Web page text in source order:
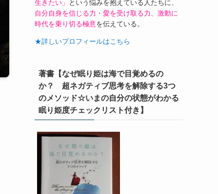
生きたい」
という悩みを抱えている人たちに、
自分自身を信じる力・愛を受け取る力、激動に
時代を乗り切る極意を伝えている。
★詳しいプロフィールはこちら
著書【なぜ眠り姫は海で目覚めるの
か？ 超ネガティブ思考を解除する3つ
のメソッド☆いまの自分の状態がわかる
眠り姫度チェックリスト付き】